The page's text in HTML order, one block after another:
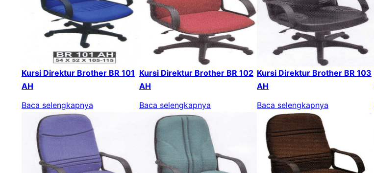
Kursi Direktur Brother BR 101
AH
Baca selengkapnya
Kursi Direktur Brother BR 102
AH
Baca selengkapnya
Kursi Direktur Brother BR 103
AH
Baca selengkapnya